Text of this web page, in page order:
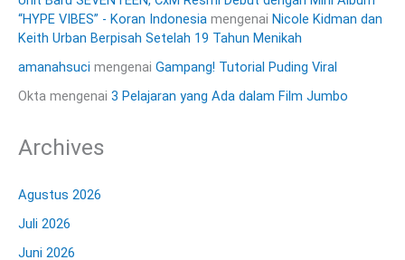
“HYPE VIBES” - Koran Indonesia mengenai Nicole Kidman dan
Keith Urban Berpisah Setelah 19 Tahun Menikah
amanahsuci mengenai Gampang! Tutorial Puding Viral
Okta mengenai 3 Pelajaran yang Ada dalam Film Jumbo
Archives
Agustus 2026
Juli 2026
Juni 2026